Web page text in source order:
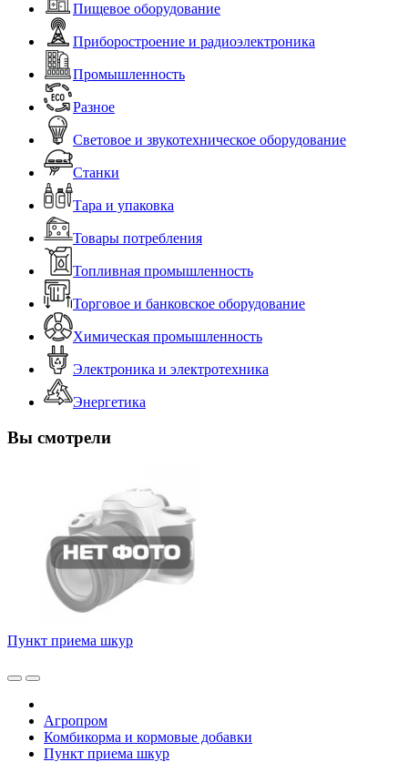
Пищевое оборудование
Приборостроение и радиоэлектроника
Промышленность
Разное
Световое и звукотехническое оборудование
Станки
Тара и упаковка
Товары потребления
Топливная промышленность
Торговое и банковское оборудование
Химическая промышленность
Электроника и электротехника
Энергетика
Вы смотрели
Пункт приема шкур
Агропром
Комбикорма и кормовые добавки
Пункт приема шкур